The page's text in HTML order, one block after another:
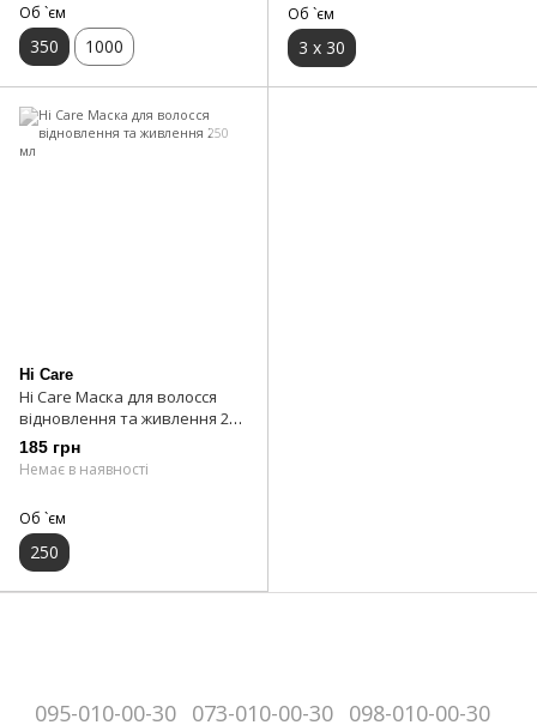
Об `єм
350 1000
Об `єм
3 х 30
Hi Care
Hi Care Маска для волосся
відновлення та живлення 250
мл
185 грн
Немає в наявності
Об `єм
250
095-010-00-30 073-010-00-30 098-010-00-30